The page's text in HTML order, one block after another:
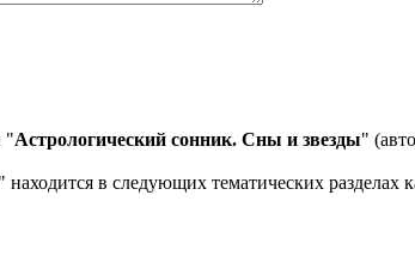
"Астрологический сонник. Сны и звезды"
в следующих тематических разделах